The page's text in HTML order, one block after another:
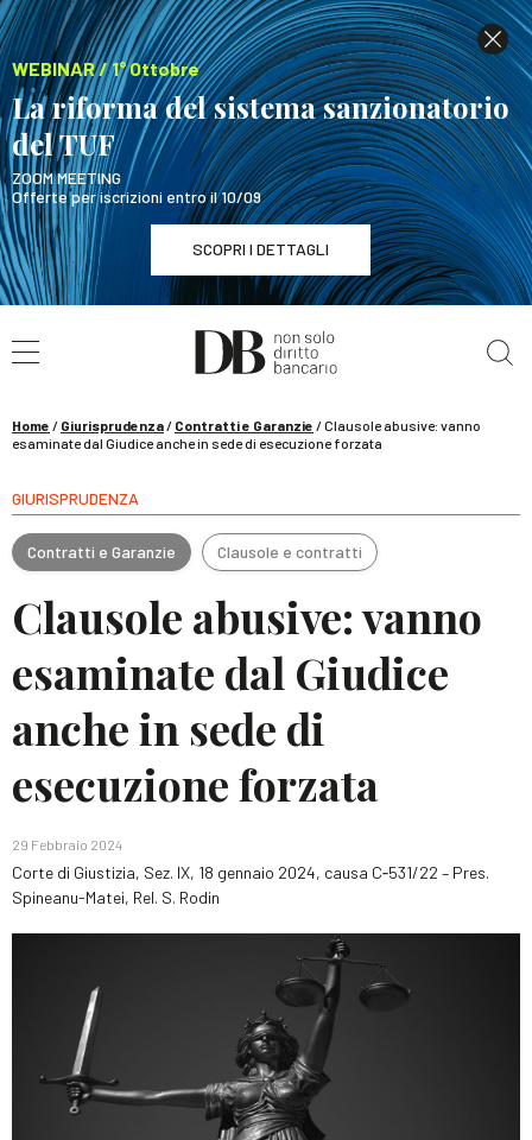
WEBINAR / 1° Ottobre
La riforma del sistema sanzionatorio
del TUF
ZOOM MEETING
Offerte per iscrizioni entro il 10/09
SCOPRI I DETTAGLI
WEBINAR / 1° Ottobre
La riforma del sistema sanzionatorio del TUF
Home / Giurisprudenza/ Contratti e Garanzie /Clausole abusive: vanno
esaminate dal Giudice anche in sede di esecuzione forzata
GIURISPRUDENZA
Contratti e Garanzie Clausole e contratti
Clausole abusive: vanno
esaminate dal Giudice
anche in sede di
esecuzione forzata
29 Febbraio 2024
Corte di Giustizia, Sez. IX, 18 gennaio 2024, causa C‑531/22 – Pres.
Spineanu-Matei, Rel. S. Rodin